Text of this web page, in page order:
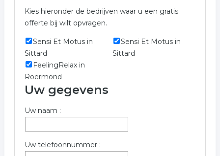
massage zijn gevestigd in de regio Kerkrade en kunnen
u voorzien van een prijsopgave.
Voor meer informatie over massage in Kerkrade kunt u
het formulier invullen. wij hebben de volgende
bedrijven gevonden.
Trefwoorden:
massage
reflexology acupressuur
Kies hieronder de bedrijven waar u een gratis
offerte bij wilt opvragen.
Sensi Et Motus in
Sittard
Sensi Et Motus in
Sittard
FeelingRelax in
Roermond
Uw gegevens
Uw naam :
Uw telefoonnummer :